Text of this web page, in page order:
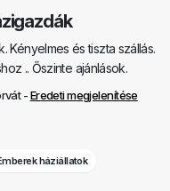
Kényelmes és tiszta szállás.
.. Őszinte ajánlások.
-Eredeti megjelenítése
háziállatok